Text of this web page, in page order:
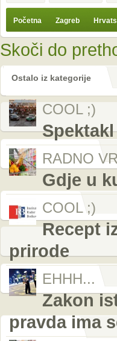
Početna Zagreb
Skoči do
Ostalo iz kategorije
COOL ;)
RADNO
Gdje u
COOL ;)
Recept
prirode
EHHH...
Zakon
pravda ima